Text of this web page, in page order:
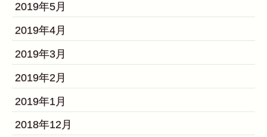
2019年5月
2019年4月
2019年3月
2019年2月
2019年1月
2018年12月